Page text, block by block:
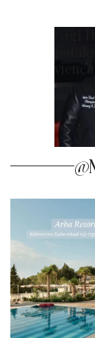
Gigi
zapeo